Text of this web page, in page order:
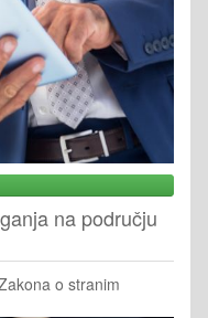
na području
o stranim